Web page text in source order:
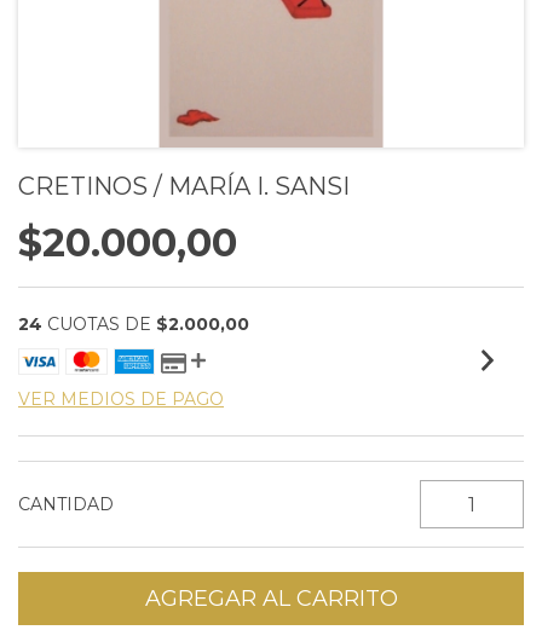
CRETINOS / MARÍA I. SANSI
$20.000,00
24 CUOTAS DE $2.000,00
VER MEDIOS DE PAGO
CANTIDAD